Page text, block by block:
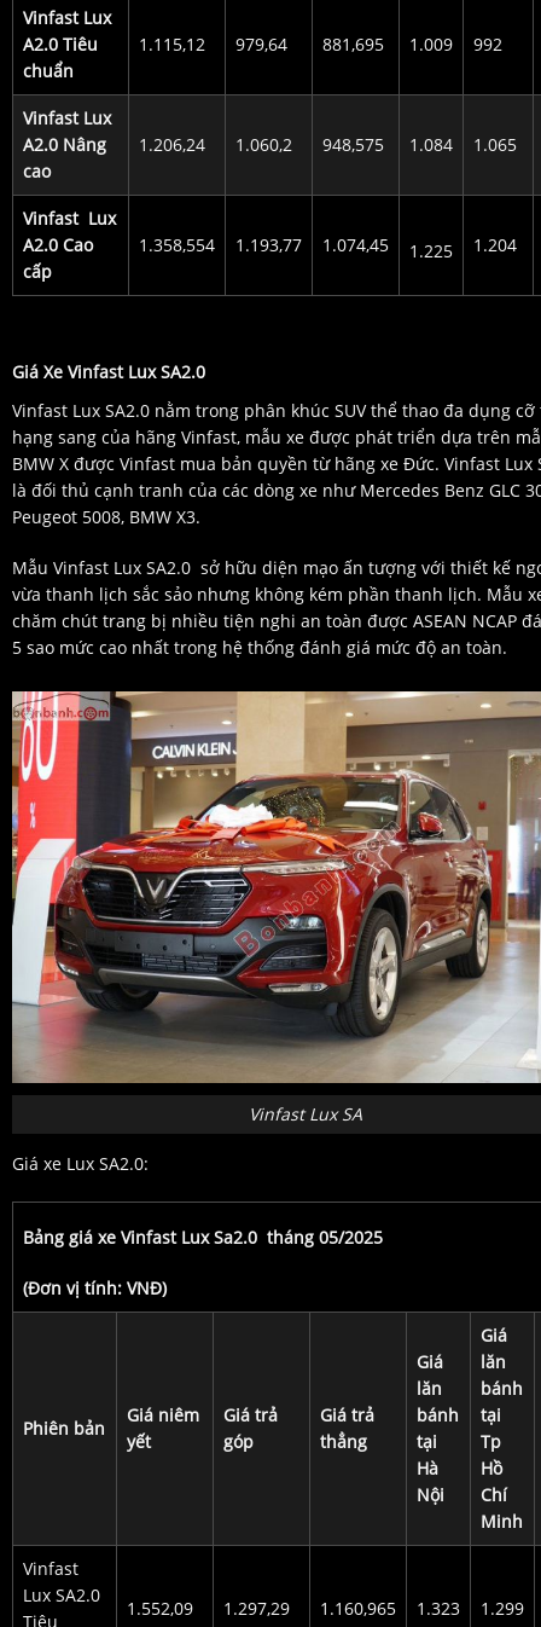
Vinfast Lux
A2.0 Tiêu
chuẩn
1.115,12 979,64 881,695 1.009 992
Vinfast Lux
A2.0 Nâng
cao
1.206,24 1.060,2 948,575 1.084 1.065
Vinfast Lux
A2.0 Cao
cấp
1.358,554 1.193,77 1.074,45 1.225 1.204
Giá Xe Vinfast Lux SA2.0
Vinfast Lux SA2.0 nằm trong phân khúc SUV thể thao đa dụng
hạng sang của hãng Vinfast, mẫu xe được phát triển dựa trên
BMW X được Vinfast mua bản quyền từ hãng xe Đức. Vinfast Lux
là đối thủ cạnh tranh của các dòng xe như Mercedes Benz GLC
Peugeot 5008, BMW X3.
Mẫu Vinfast Lux SA2.0 sở hữu diện mạo ấn tượng với thiết kế
vừa thanh lịch sắc sảo nhưng không kém phần thanh lịch. Mẫu
chăm chút trang bị nhiều tiện nghi an toàn được ASEAN NCAP
5 sao mức cao nhất trong hệ thống đánh giá mức độ an toàn.
Vinfast Lux SA
Giá xe Lux SA2.0:
Bảng giá xe Vinfast Lux Sa2.0 tháng 05/2025
(Đơn vị tính: VNĐ)
Phiên bản
Giá niêm
yết
Giá trả
góp
Giá trả
thẳng
Giá
lăn
bánh
tại
Hà
Nội
Giá
lăn
bánh
tại
Tp
Hồ
Chí
Minh
Vinfast
Lux SA2.0
Tiêu
1.552,09 1.297,29 1.160,965 1.323 1.299